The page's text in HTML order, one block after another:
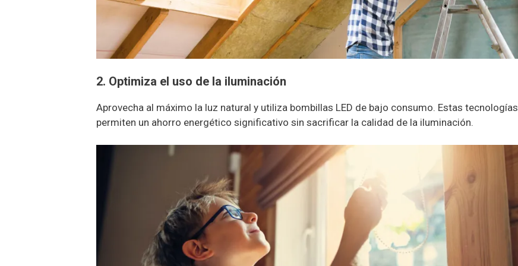
2. Optimiza el uso de la iluminación
Aprovecha al máximo la luz natural y utiliza bombillas LED de bajo consumo. Estas tecnologías
permiten un ahorro energético significativo sin sacrificar la calidad de la iluminación.